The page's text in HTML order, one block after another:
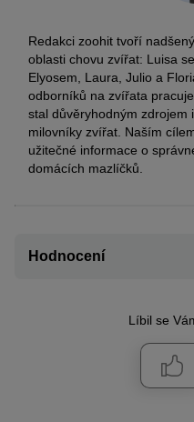
Redakci zoohit tvoří
oblasti chovu zvířat: Luisa
Elyosem, Laura, Julio a
odborníků na zvířata
stal důvěryhodným zdrojem
milovníky zvířat. Naším
užitečné informace o
domácích mazlíčků.
Hodnocení
Líbil se